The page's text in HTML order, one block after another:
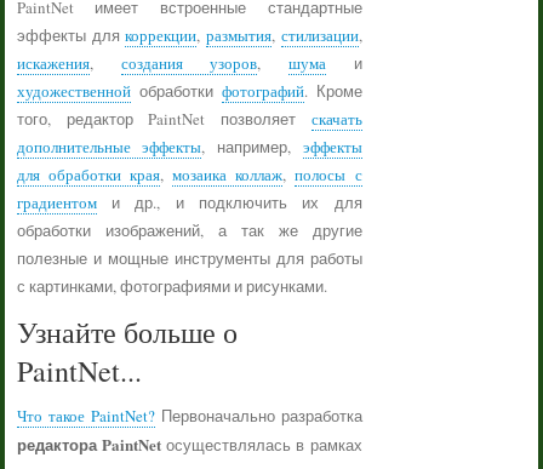
PaintNet имеет встроенные стандартные
эффекты длякоррекции, размытия, стилизации,
искажения, создания узоров, шумаи
художественнойобработки фотографий. Кроме
того, редактор PaintNet позволяет скачать
дополнительные эффекты, например, эффекты
для обработки края,мозаика коллаж,полосы с
градиентоми др., и подключить их для
обработки изображений, а так же другие
полезные и мощные инструменты для работы
с картинками, фотографиями и рисунками.
Узнайте больше о
PaintNet...
Что такое PaintNet?Первоначально разработка
редактора PaintNet осуществлялась в рамках